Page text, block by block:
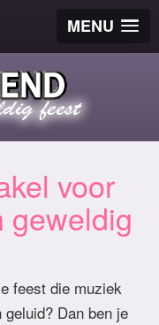
MENU
voor
geweldig
feest die muziek
Dan ben je